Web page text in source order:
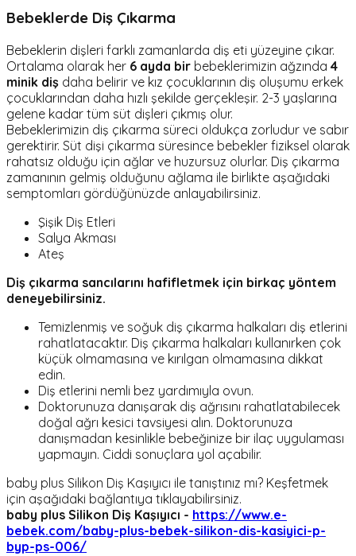
Bebeklerde Diş Çıkarma
Bebeklerin dişleri farklı zamanlarda diş eti yüzeyine çıkar.
Ortalama olarak her 6 ayda bir bebeklerimizin ağzında 4
minik diş daha belirir ve kız çocuklarının diş oluşumu erkek
çocuklarından daha hızlı şekilde gerçekleşir. 2-3 yaşlarına
gelene kadar tüm süt dişleri çıkmış olur.
Bebeklerimizin diş çıkarma süreci oldukça zorludur ve sabır
gerektirir. Süt dişi çıkarma süresince bebekler fiziksel olarak
rahatsız olduğu için ağlar ve huzursuz olurlar. Diş çıkarma
zamanının gelmiş olduğunu ağlama ile birlikte aşağıdaki
semptomları gördüğünüzde anlayabilirsiniz.
Şişik Diş Etleri
Salya Akması
Ateş
Diş çıkarma sancılarını hafifletmek için birkaç yöntem
deneyebilirsiniz.
Temizlenmiş ve soğuk diş çıkarma halkaları diş etlerini
rahatlatacaktır. Diş çıkarma halkaları kullanırken çok
küçük olmamasına ve kırılgan olmamasına dikkat
edin.
Diş etlerini nemli bez yardımıyla ovun.
Doktorunuza danışarak diş ağrısını rahatlatabilecek
doğal ağrı kesici tavsiyesi alın. Doktorunuza
danışmadan kesinlikle bebeğinize bir ilaç uygulaması
yapmayın. Ciddi sonuçlara yol açabilir.
baby plus Silikon Diş Kaşıyıcı ile tanıştınız mı? Keşfetmek
için aşağıdaki bağlantıya tıklayabilirsiniz.
baby plus Silikon Diş Kaşıyıcı - https://www.e-
bebek.com/baby-plus-bebek-silikon-dis-kasiyici-p-
byp-ps-006/